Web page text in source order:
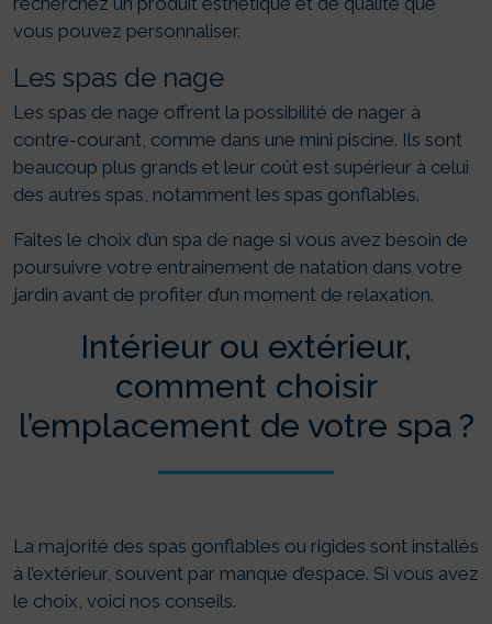
vous pouvez personnaliser.
Les spas de nage
Les spas de nage offrent la possibilité de nager à
contre-courant, comme dans une mini piscine. Ils sont
beaucoup plus grands et leur coût est supérieur à celui
des autres spas, notamment les spas gonflables.
Faites le choix d’un spa de nage si vous avez besoin de
poursuivre votre entrainement de natation dans votre
jardin avant de profiter d’un moment de relaxation.
Intérieur ou extérieur,
comment choisir
l’emplacement de votre spa ?
La majorité des spas gonflables ou rigides sont installés
à l’extérieur, souvent par manque d’espace. Si vous avez
le choix, voici nos conseils.